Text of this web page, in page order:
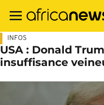
contenu
INFOS
USA : Donald
insuffisance